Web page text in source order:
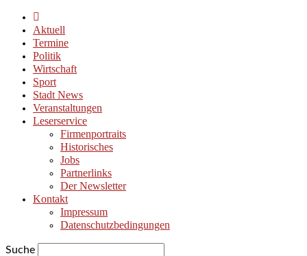
Aktuell
Termine
Politik
Wirtschaft
Sport
Stadt News
Veranstaltungen
Leserservice
Firmenportraits
Historisches
Jobs
Partnerlinks
Der Newsletter
Kontakt
Impressum
Datenschutzbedingungen
Suche